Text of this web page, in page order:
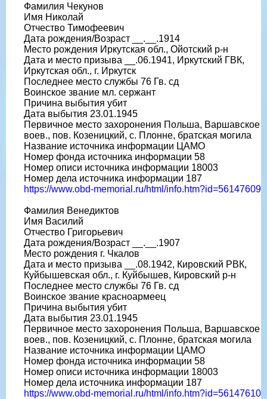
Фамилия Чекунов
Имя Николай
Отчество Тимофеевич
Дата рождения/Возраст __.__.1914
Место рождения Иркутская обл., Ойотский р-н
Дата и место призыва __.06.1941, Иркутский ГВК,
Иркутская обл., г. Иркутск
Последнее место службы 76 Гв. сд
Воинское звание мл. сержант
Причина выбытия убит
Дата выбытия 23.01.1945
Первичное место захоронения Польша, Варшавское
воев., пов. Козеницкий, с. Плонне, братская могила
Название источника информации ЦАМО
Номер фонда источника информации 58
Номер описи источника информации 18003
Номер дела источника информации 187
https://www.obd-memorial.ru/html/info.htm?id=56147609
Фамилия Венедиктов
Имя Василий
Отчество Григорьевич
Дата рождения/Возраст __.__.1907
Место рождения г. Чкалов
Дата и место призыва __.08.1942, Кировский РВК,
Куйбышевская обл., г. Куйбышев, Кировский р-н
Последнее место службы 76 Гв. сд
Воинское звание красноармеец
Причина выбытия убит
Дата выбытия 23.01.1945
Первичное место захоронения Польша, Варшавское
воев., пов. Козеницкий, с. Плонне, братская могила
Название источника информации ЦАМО
Номер фонда источника информации 58
Номер описи источника информации 18003
Номер дела источника информации 187
https://www.obd-memorial.ru/html/info.htm?id=56147610